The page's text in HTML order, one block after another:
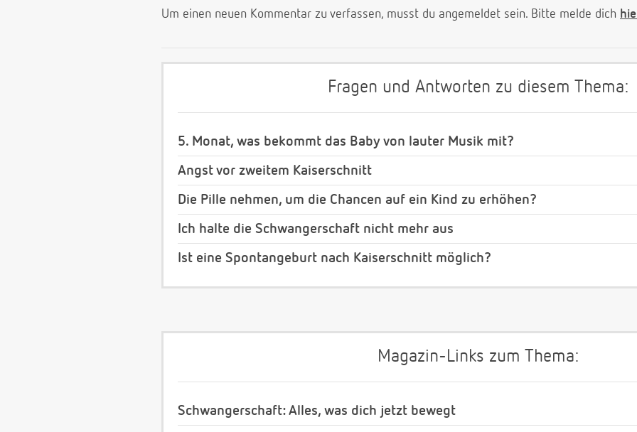
Um einen neuen Kommentar zu verfassen, musst du angemeldet sein. Bitte melde dich
Fragen und Antworten zu diesem Thema:
5. Monat, was bekommt das Baby von lauter Musik mit?
Angst vor zweitem Kaiserschnitt
Die Pille nehmen, um die Chancen auf ein Kind zu erhöhen?
Ich halte die Schwangerschaft nicht mehr aus
Ist eine Spontangeburt nach Kaiserschnitt möglich?
Magazin-Links zum Thema:
Schwangerschaft: Alles, was dich jetzt bewegt